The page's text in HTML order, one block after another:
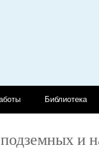
Библиотека
и